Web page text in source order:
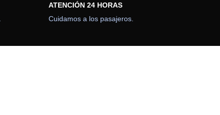
ATENCIÓN 24 HORAS
Cuidamos a los pasajeros.